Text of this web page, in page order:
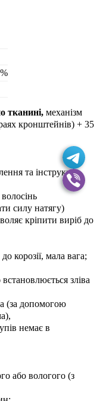
тканині, механізм
кронштейнів) + 35
та інструкція
силу натягу)
кріпити виріб до
корозії, мала вага;
зліва
(за допомогою
немає в
або вологого (з